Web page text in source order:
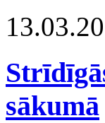
sākumā